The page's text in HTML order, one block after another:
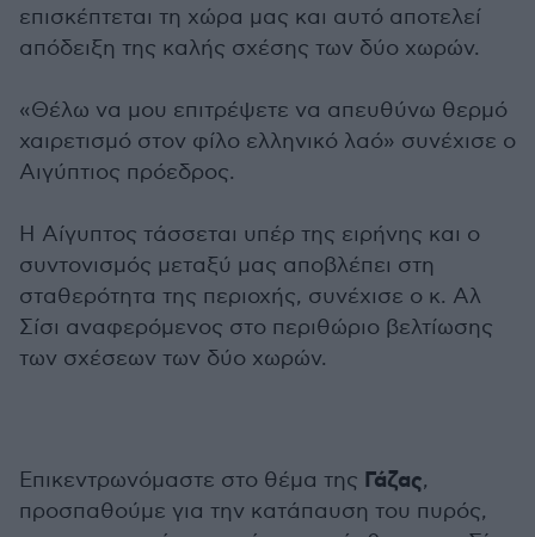
επισκέπτεται τη χώρα μας και αυτό αποτελεί
απόδειξη της καλής σχέσης των δύο χωρών.
«Θέλω να μου επιτρέψετε να απευθύνω θερμό
χαιρετισμό στον φίλο ελληνικό λαό» συνέχισε ο
Αιγύπτιος πρόεδρος.
Η Αίγυπτος τάσσεται υπέρ της ειρήνης και ο
συντονισμός μεταξύ μας αποβλέπει στη
σταθερότητα της περιοχής, συνέχισε ο κ. Αλ
Σίσι αναφερόμενος στο περιθώριο βελτίωσης
των σχέσεων των δύο χωρών.
Επικεντρωνόμαστε στο θέμα της Γάζας,
προσπαθούμε για την κατάπαυση του πυρός,